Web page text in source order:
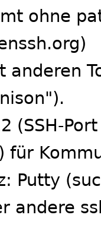
ohne
(SSH-
für
Putty
andere